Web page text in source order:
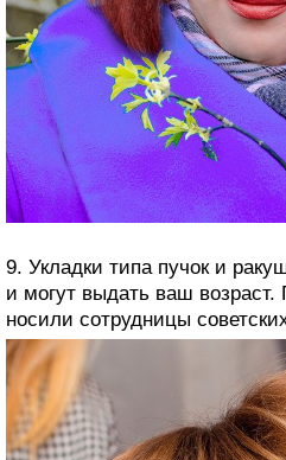
9. Укладки типа пучок и
и могут выдать ваш возраст.
носили сотрудницы